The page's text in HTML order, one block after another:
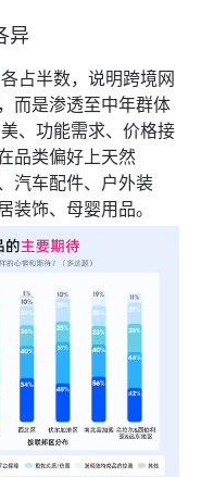
异
占半数，说明跨境网
而是渗透至中年群体
、功能需求、价格接
品类偏好上天然
汽车配件、户外装
装饰、母婴用品。